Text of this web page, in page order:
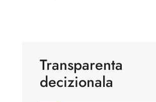
Transparenta
decizionala